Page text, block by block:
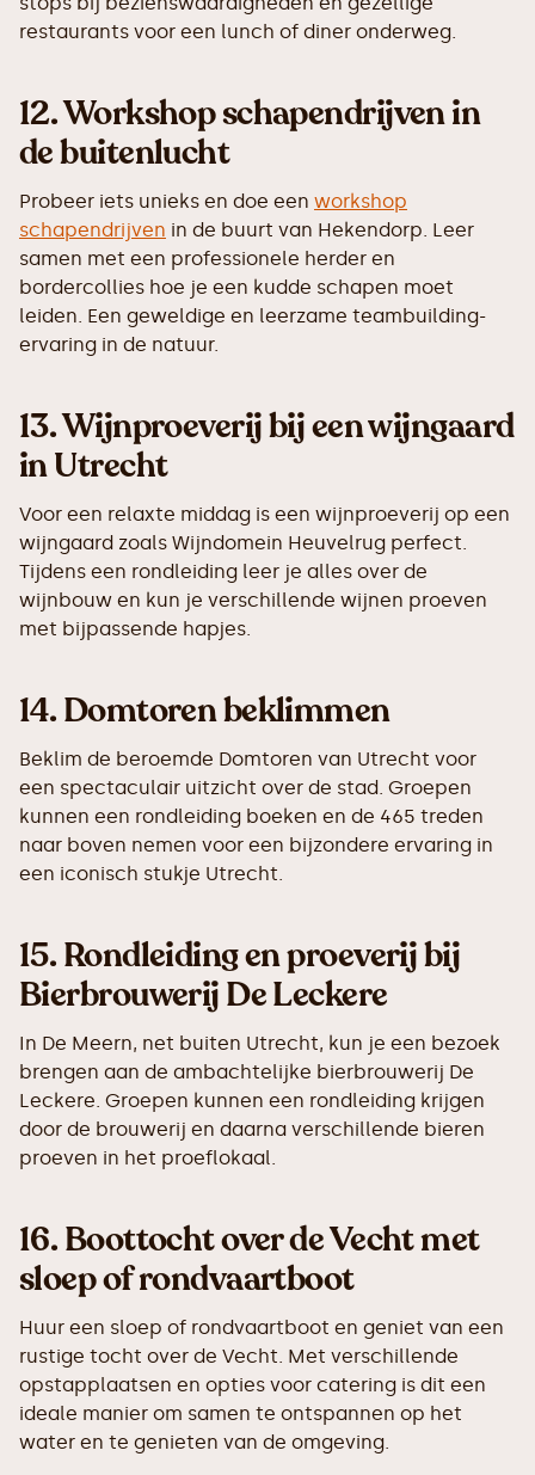
restaurants voor een lunch of diner onderweg.
12.Workshop schapendrijven in
de buitenlucht
Probeer iets unieks en doe een workshop
schapendrijven in de buurt van Hekendorp. Leer
samen met een professionele herder en
bordercollies hoe je een kudde schapen moet
leiden. Een geweldige en leerzame teambuilding-
ervaring in de natuur.
13.Wijnproeverij bij een wijngaard
in Utrecht
Voor een relaxte middag is een wijnproeverij op een
wijngaard zoals Wijndomein Heuvelrug perfect.
Tijdens een rondleiding leer je alles over de
wijnbouw en kun je verschillende wijnen proeven
met bijpassende hapjes.
14.Domtoren beklimmen
Beklim de beroemde Domtoren van Utrecht voor
een spectaculair uitzicht over de stad. Groepen
kunnen een rondleiding boeken en de 465 treden
naar boven nemen voor een bijzondere ervaring in
een iconisch stukje Utrecht.
15.Rondleiding en proeverij bij
Bierbrouwerij De Leckere
In De Meern, net buiten Utrecht, kun je een bezoek
brengen aan de ambachtelijke bierbrouwerij De
Leckere. Groepen kunnen een rondleiding krijgen
door de brouwerij en daarna verschillende bieren
proeven in het proeflokaal.
16.Boottocht over de Vecht met
sloep of rondvaartboot
Huur een sloep of rondvaartboot en geniet van een
rustige tocht over de Vecht. Met verschillende
opstapplaatsen en opties voor catering is dit een
ideale manier om samen te ontspannen op het
water en te genieten van de omgeving.